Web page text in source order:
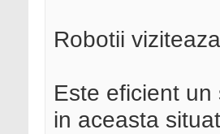
Robotii
Este eficient un
in aceasta